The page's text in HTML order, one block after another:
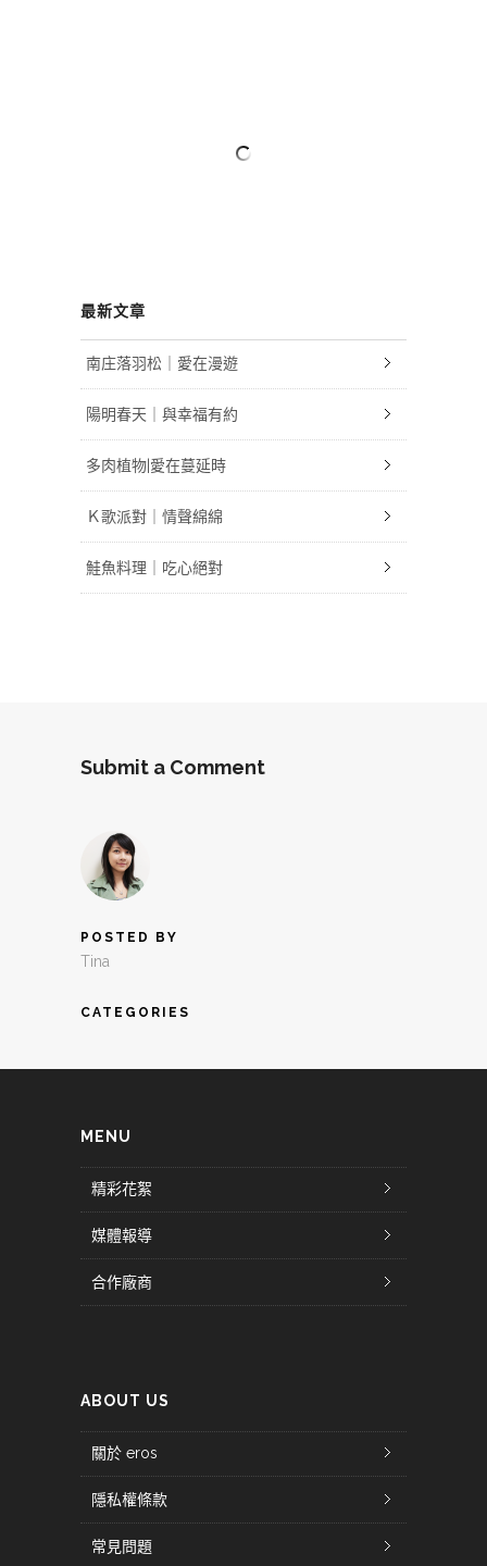
最新文章
南庄落羽松｜愛在漫遊
陽明春天｜與幸福有約
多肉植物|愛在蔓延時
Ｋ歌派對｜情聲綿綿
鮭魚料理｜吃心絕對
Submit a Comment
POSTED BY
Tina
CATEGORIES
MENU
精彩花絮
媒體報導
合作廠商
ABOUT US
關於 eros
隱私權條款
常見問題